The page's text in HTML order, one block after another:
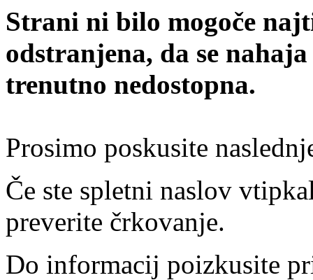
Strani ni bilo mogoče
odstranjena, da se
trenutno nedostopna.
Prosimo poskusite
Če ste spletni naslov
preverite črkovanje.
Do informacij poizkusite